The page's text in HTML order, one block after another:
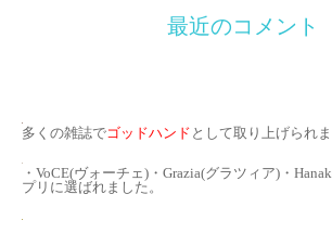
最近のコメント
多くの雑誌でゴッドハンド として取り上げられま
・VoCE(ヴォーチェ)・Grazia(グラツィア)・
プリに選ばれました。